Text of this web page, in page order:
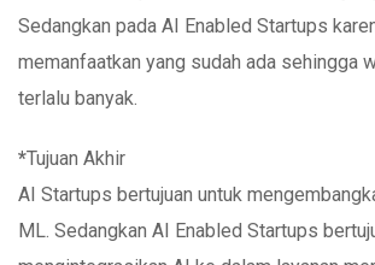
Sedangkan pada AI Enabled Startups
memanfaatkan yang sudah ada sehingga
terlalu banyak.
*Tujuan Akhir
AI Startups bertujuan untuk
ML. Sedangkan AI Enabled Startups